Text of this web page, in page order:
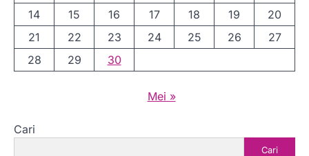
14
15 16 17 18 19
20
21
22 23 24 25 26
27
28
29 30
Mei »
Cari
Cari